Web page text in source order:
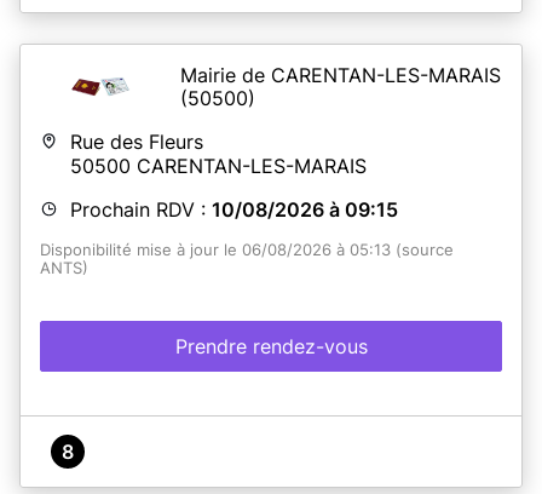
Mairie de CARENTAN-LES-MARAIS
(50500)
Rue des Fleurs
50500 CARENTAN-LES-MARAIS
Prochain RDV : 10/08/2026 à 09:15
Disponibilité mise à jour le 06/08/2026 à 05:13 (source
ANTS)
Prendre rendez-vous
8